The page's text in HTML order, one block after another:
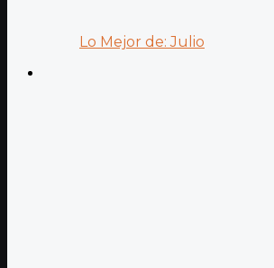
Lo Mejor de: Julio